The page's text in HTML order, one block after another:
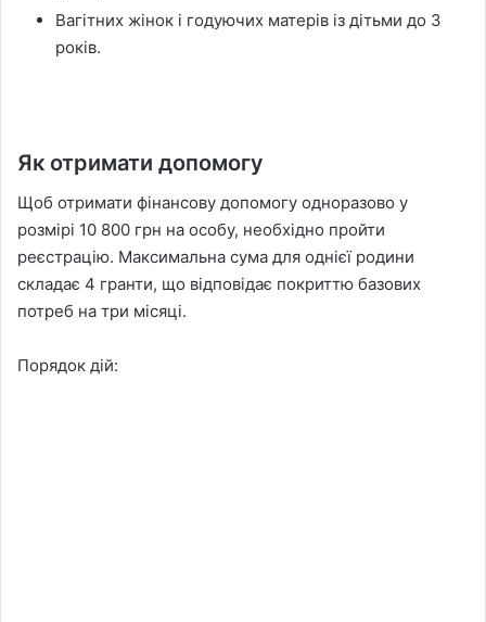
Вагітних жінок і годуючих матерів із дітьми до 3
років.
Як отримати допомогу
Щоб отримати фінансову допомогу одноразово у
розмірі 10 800 грн на особу, необхідно пройти
реєстрацію. Максимальна сума для однієї родини
складає 4 гранти, що відповідає покриттю базових
потреб на три місяці.
Порядок дій: